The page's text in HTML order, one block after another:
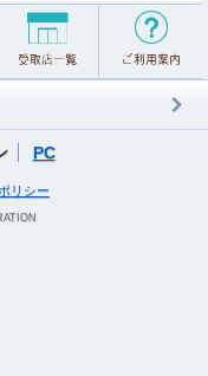
PC
リシー